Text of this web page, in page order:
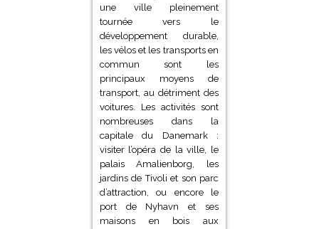
une ville pleinement
tournée vers le
développement durable,
les vélos et les transports en
commun sont les
principaux moyens de
transport, au détriment des
voitures. Les activités sont
nombreuses dans la
capitale du Danemark :
visiter l’opéra de la ville, le
palais Amalienborg, les
jardins de Tivoli et son parc
d’attraction, ou encore le
port de Nyhavn et ses
maisons en bois aux